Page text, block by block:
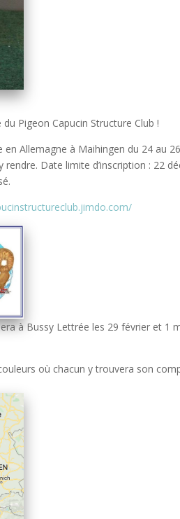
Pigeon Capucin Structure Club !
Allemagne à Maihingen du 24 au
Date limite d’inscription : 22
à Bussy Lettrée les 29 février et 1
où chacun y trouvera son